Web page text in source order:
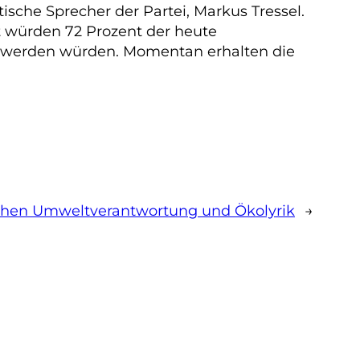
Sprecher der Partei, Markus Tressel.
72 Prozent der heute
würden. Momentan erhalten die
Umweltverantwortung und Ökolyrik →